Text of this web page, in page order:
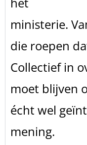
ministerie.
die roepen
Collectief in
moet blijven
écht wel
mening.